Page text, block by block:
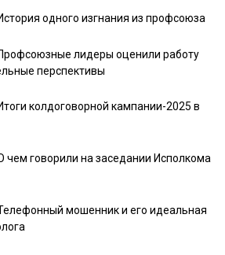
одного изгнания из профсоюза
лидеры оценили работу
перспективы
колдоговорной кампании-2025 в
чем говорили на заседании Исполкома
мошенник и его идеальная